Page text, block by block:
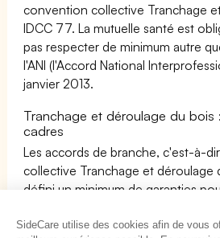
convention collective Tranchage
IDCC 77. La mutuelle santé est
pas respecter de minimum autre
l'ANI (l'Accord National
janvier 2013.
Tranchage et déroulage du bois
cadres
Les accords de branche, c'est-à-
collective Tranchage et déroulage
défini un minimum de garanties
collective Tranchage et déroulage
SideCare utilise des cookies afin de vous